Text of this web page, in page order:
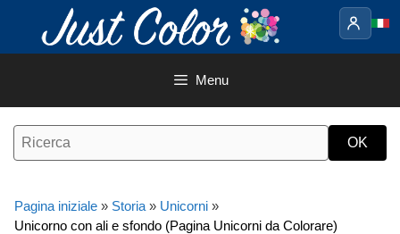
contenuto
Menu
Pagina iniziale » Storia » Unicorni »
Unicorno con ali e sfondo (Pagina Unicorni da Colorare)